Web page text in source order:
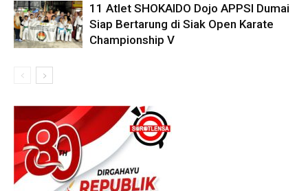
11 Atlet SHOKAIDO Dojo APPSI Dumai
Siap Bertarung di Siak Open Karate
Championship V